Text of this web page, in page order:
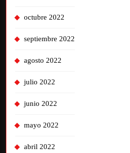
octubre 2022
septiembre 2022
agosto 2022
julio 2022
junio 2022
mayo 2022
abril 2022